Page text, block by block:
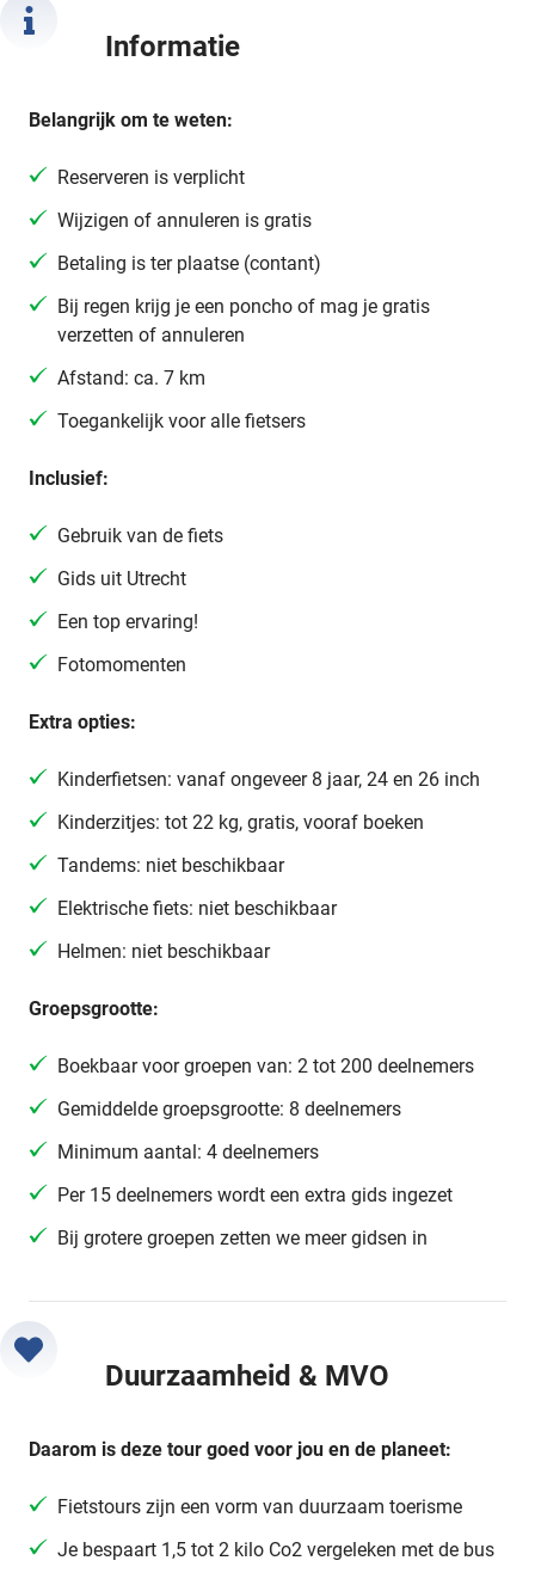
Informatie
Belangrijk om te weten:
Reserveren is verplicht
Wijzigen of annuleren is gratis
Betaling is ter plaatse (contant)
Bij regen krijg je een poncho of mag je gratis
verzetten of annuleren
Afstand: ca. 7 km
Toegankelijk voor alle fietsers
Inclusief:
Gebruik van de fiets
Gids uit Utrecht
Een top ervaring!
Fotomomenten
Extra opties:
Kinderfietsen: vanaf ongeveer 8 jaar, 24 en 26 inch
Kinderzitjes: tot 22 kg, gratis, vooraf boeken
Tandems: niet beschikbaar
Elektrische fiets: niet beschikbaar
Helmen: niet beschikbaar
Groepsgrootte:
Boekbaar voor groepen van: 2 tot 200 deelnemers
Gemiddelde groepsgrootte: 8 deelnemers
Minimum aantal: 4 deelnemers
Per 15 deelnemers wordt een extra gids ingezet
Bij grotere groepen zetten we meer gidsen in
Duurzaamheid & MVO
Daarom is deze tour goed voor jou en de planeet:
Fietstours zijn een vorm van duurzaam toerisme
Je bespaart 1,5 tot 2 kilo Co2 vergeleken met de bus